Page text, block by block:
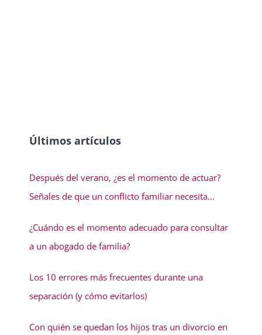
Últimos artículos
Después del verano, ¿es el momento de actuar?
Señales de que un conflicto familiar necesita
¿Cuándo es el momento adecuado para consultar
a un abogado de familia?
Los 10 errores más frecuentes durante una
separación (y cómo evitarlos)
Con quién se quedan los hijos tras un divorcio en